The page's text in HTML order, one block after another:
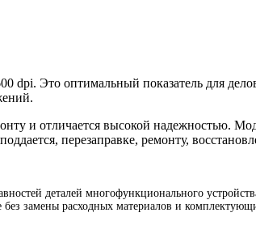
dpi. Это оптимальный показатель для
и отличается высокой надежностью.
перезаправке, ремонту,
деталей многофункционального
замены расходных материалов и